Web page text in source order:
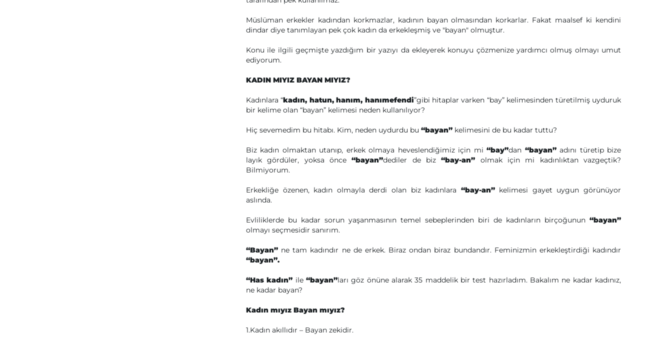
Müslüman erkekler kadından korkmazlar, kadının bayan olmasından korkarlar. Fakat maalsef ki kendini
dindar diye tanımlayan pek çok kadın da erkekleşmiş ve "bayan" olmuştur.
Konu ile ilgili geçmişte yazdığım bir yazıyı da ekleyerek konuyu çözmenize yardımcı olmuş olmayı umut
ediyorum.
KADIN MIYIZ BAYAN MIYIZ?
Kadınlara “kadın, hatun, hanım, hanımefendi”gibi hitaplar varken “bay” kelimesinden türetilmiş uyduruk
bir kelime olan “bayan” kelimesi neden kullanılıyor?
Hiç sevemedim bu hitabı. Kim, neden uydurdu bu “bayan” kelimesini de bu kadar tuttu?
Biz kadın olmaktan utanıp, erkek olmaya heveslendiğimiz için mi“bay”dan “bayan”adını türetip bize
layık gördüler, yoksa önce“bayan”dediler de biz“bay-an” olmak için mi kadınlıktan vazgeçtik?
Bilmiyorum.
Erkekliğe özenen, kadın olmayla derdi olan biz kadınlara “bay-an”kelimesi gayet uygun görünüyor
aslında.
Evliliklerde bu kadar sorun yaşanmasının temel sebeplerinden biri de kadınların birçoğunun “bayan”
olmayı seçmesidir sanırım.
“Bayan” ne tam kadındır ne de erkek. Biraz ondan biraz bundandır. Feminizmin erkekleştirdiği kadındır
“bayan”.
“Has kadın” ile“bayan”ları göz önüne alarak 35 maddelik bir test hazırladım. Bakalım ne kadar kadınız,
ne kadar bayan?
Kadın mıyız Bayan mıyız?
1.Kadın akıllıdır – Bayan zekidir.